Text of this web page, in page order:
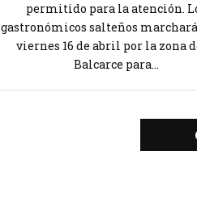
permitido para la atención.
gastronómicos salteños
viernes 16 de abril por la zona
Balcarce para...